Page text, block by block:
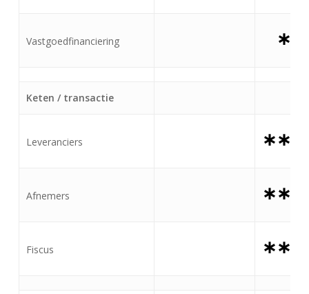
Vastgoedfinanciering ∗
Keten / transactie
Leveranciers ∗∗∗
Afnemers ∗∗∗
Fiscus ∗∗∗